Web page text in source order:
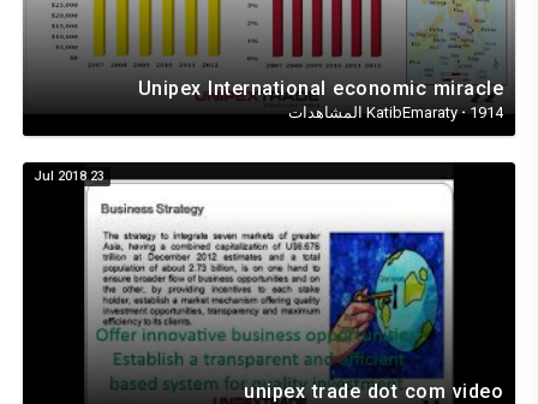
Unipex International economic miracle
KatibEmaraty·1914 المشاهدات
23 Jul 2018
unipex trade dot com video